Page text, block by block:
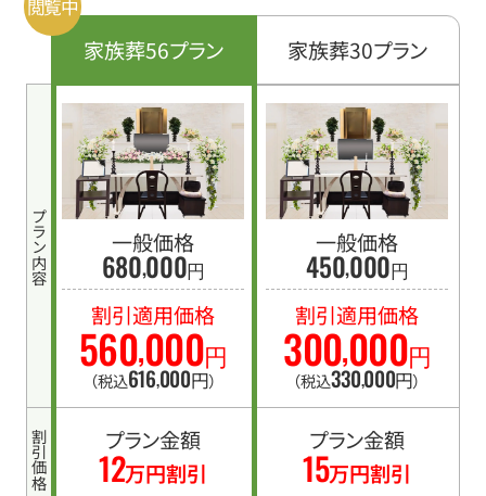
プラン内容
割引価格
家族葬56プラン
一般価格
680,000円
割引適用価格
560,000円
（税込616,000円）
プラン金額
12万円割引
家族葬30プラン
一般価格
450,000円
割引適用価格
300,000円
（税込330,000円）
プラン金額
15万円割引